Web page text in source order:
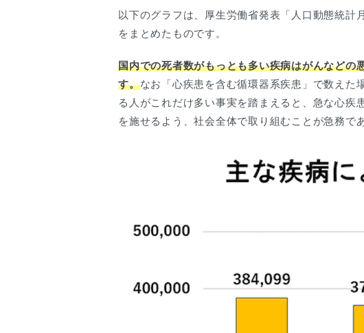
以下のグラフは、厚生労働省発表「人口動態統
をまとめたものです。
国内での死者数がもっとも多い疾病はがんなどの
す。なお「心疾患を含む循環器系疾患」で数えた
る人がこれだけ多い事実を踏まえると、急な心
を施せるよう、社会全体で取り組むことが急務で